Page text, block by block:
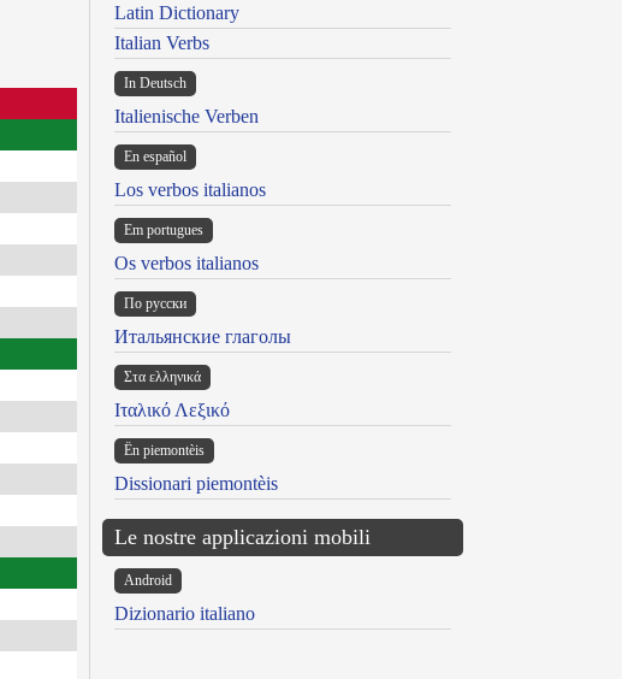
Latin Dictionary
Italian Verbs
In Deutsch
Italienische Verben
En español
Los verbos italianos
Em portugues
Os verbos italianos
По русски
Итальянские глаголы
Στα ελληνικά
Ιταλικό Λεξικό
Ën piemontèis
Dissionari piemontèis
Le nostre applicazioni mobili
Android
Dizionario italiano